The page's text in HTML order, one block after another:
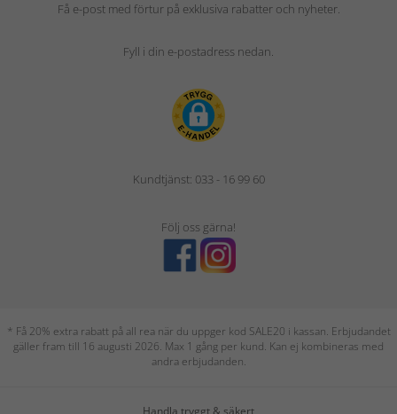
Få e-post med förtur på exklusiva rabatter och nyheter.
Fyll i din e-postadress nedan.
Kundtjänst: 033 - 16 99 60
Följ oss gärna!
* Få 20% extra rabatt på all rea när du uppger kod SALE20 i kassan. Erbjudandet
gäller fram till 16 augusti 2026. Max 1 gång per kund. Kan ej kombineras med
andra erbjudanden.
Handla tryggt & säkert